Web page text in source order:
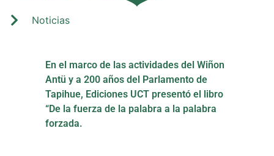
Noticias
En el marco de las actividades del Wiñon
Antü y a 200 años del Parlamento de
Tapihue, Ediciones UCT presentó el libro
“De la fuerza de la palabra a la palabra
forzada.